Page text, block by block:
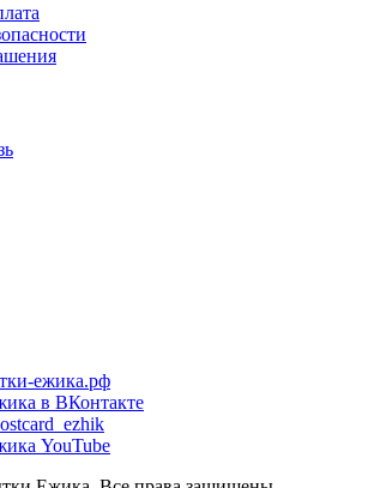
ежика.рф
в ВКонтакте
YouTube